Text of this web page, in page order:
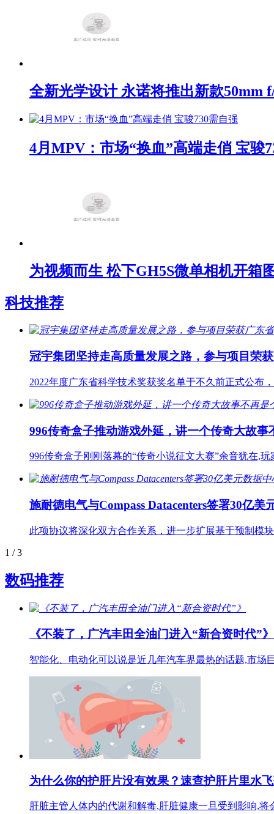
全新光学设计 永诺将推出新款50mm
4月MPV：市场“换血”高端走俏 宝骏
为视频而生 松下GH5S微单相机开箱
科技推荐
冠宇集团坚持走高质量发展之路，参与项目荣
2022年度广东省科学技术奖获奖名单于不久前正式公布
996传奇盒子推动游戏外延，讲一个传奇大故事
996传奇盒子刚刚落幕的“传奇小说征文大赛”余音犹在,玩
施耐德电气与Compass Datacenters签署30亿美
此项协议将深化双方合作关系，进一步扩展基于预制模
1 / 3
数码推荐
《不装了，广汽丰田全油门进入“新合资时代”》
智能化、电动化可以说是近几年汽车界最热的话题,市
为什么你的护肝片没有效果？速查护肝片里水飞
肝脏主管人体内的代谢和解毒,肝脏健康一旦受到影响,将